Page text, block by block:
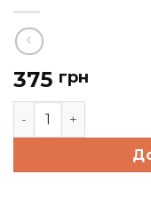
375 грн
Саджанець